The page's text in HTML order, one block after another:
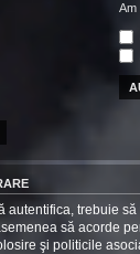
Am
autentifica, trebuie
să acorde
şi politicile